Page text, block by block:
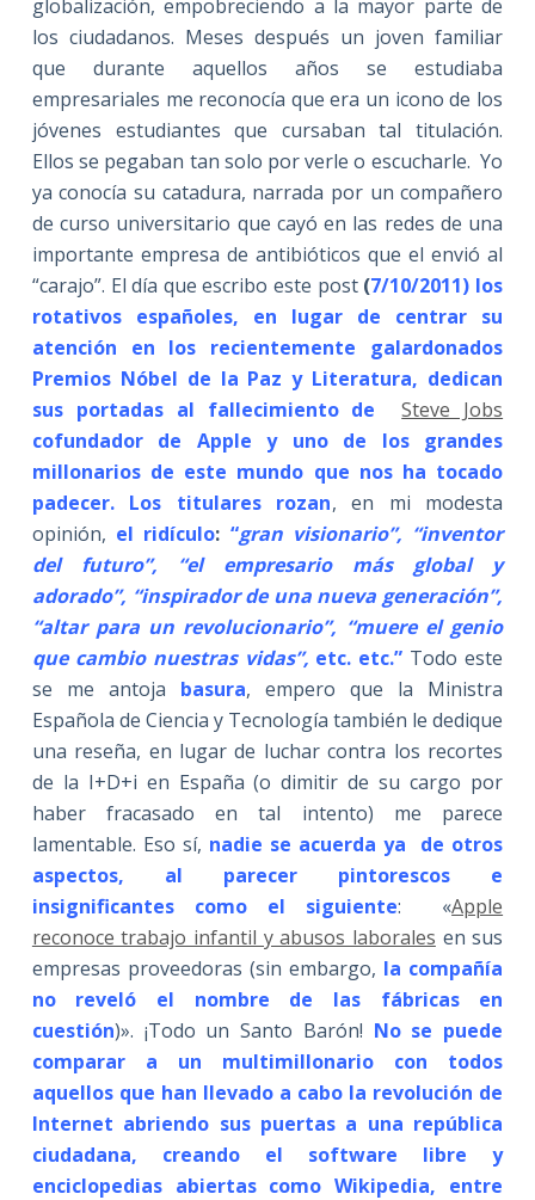
globalización, empobreciendo a la mayor parte de
los ciudadanos. Meses después un joven familiar
que durante aquellos años se estudiaba
empresariales me reconocía que era un icono de los
jóvenes estudiantes que cursaban tal titulación.
Ellos se pegaban tan solo por verle o escucharle. Yo
ya conocía su catadura, narrada por un compañero
de curso universitario que cayó en las redes de una
importante empresa de antibióticos que el envió al
“carajo”. El día que escribo este post (7/10/2011) los
rotativos españoles, en lugar de centrar su
atención en los recientemente galardonados
Premios Nóbel de la Paz y Literatura, dedican
sus portadas al fallecimiento de
Steve Jobs
cofundador de Apple y uno de los grandes
millonarios de este mundo que nos ha tocado
padecer. Los titulares rozan, en mi modesta
opinión, el ridículo: “gran visionario”, “inventor
del futuro”, “el empresario más global y
adorado”, “inspirador de una nueva generación”,
“altar para un revolucionario”, “muere el genio
que cambio nuestras vidas”, etc. etc.” Todo este
se me antoja basura, empero que la Ministra
Española de Ciencia y Tecnología también le dedique
una reseña, en lugar de luchar contra los recortes
de la I+D+i en España (o dimitir de su cargo por
haber fracasado en tal intento) me parece
lamentable. Eso sí, nadie se acuerda ya de otros
aspectos, al parecer pintorescos e
insignificantes como el siguiente: «Apple
reconoce trabajo infantil y abusos laborales en sus
empresas proveedoras (sin embargo, la compañía
no reveló el nombre de las fábricas en
cuestión)». ¡Todo un Santo Barón! No se puede
comparar a un multimillonario con todos
aquellos que han llevado a cabo la revolución de
Internet abriendo sus puertas a una república
ciudadana, creando el software libre y
enciclopedias abiertas como Wikipedia, entre